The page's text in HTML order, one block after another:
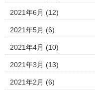
2021年6月 (12)
2021年5月 (6)
2021年4月 (10)
2021年3月 (13)
2021年2月 (6)